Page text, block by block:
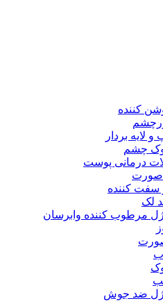
کننده
و لایه بردار
چشم
درمانی پوست
سفت کننده
لک
مرطوب کننده وابرسان
ژل ضد جوش